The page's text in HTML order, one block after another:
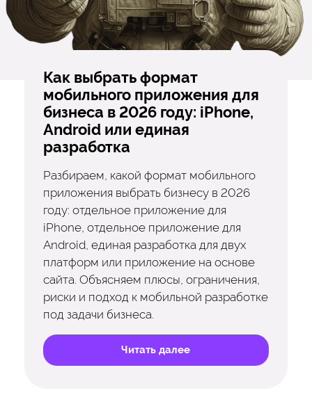
Как выбрать формат
мобильного приложения для
бизнеса в 2026 году: iPhone,
Android или единая
разработка
Разбираем, какой формат мобильного
приложения выбрать бизнесу в 2026
году: отдельное приложение для
iPhone, отдельное приложение для
Android, единая разработка для двух
платформ или приложение на основе
сайта. Объясняем плюсы, ограничения,
риски и подход к мобильной разработке
под задачи бизнеса.
Читать далее